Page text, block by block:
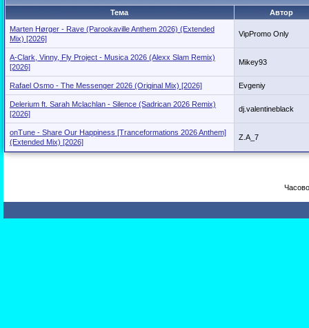
Тема
Автор
Marten Hørger - Rave (Parookaville Anthem 2026) (Extended
Mix) [2026]
VipPromo Only
A-Clark, Vinny, Fly Project - Musica 2026 (Alexx Slam Remix)
[2026]
Mikey93
Rafael Osmo - The Messenger 2026 (Original Mix) [2026] Evgeniy
Delerium ft. Sarah Mclachlan - Silence (Sadrican 2026 Remix)
[2026]
dj.valentineblack
onTune - Share Our Happiness [Tranceformations 2026 Anthem]
(Extended Mix) [2026]
Z.A_7